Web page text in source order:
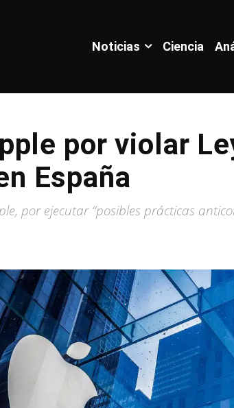
Noticias Ciencia
por violar
España
por ejecutar “posibles prácticas